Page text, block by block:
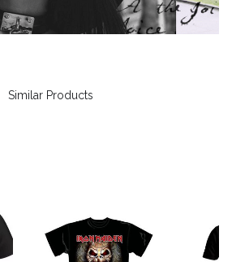
Similar Products